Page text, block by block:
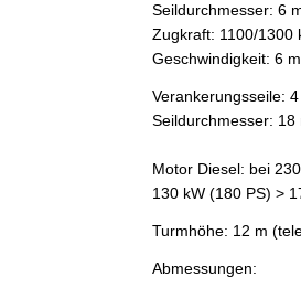
Seildurchmesser: 6
Zugkraft: 1100/1300
Geschwindigkeit: 6
Verankerungsseile:
Seildurchmesser: 18
Motor Diesel: bei
130 kW (180 PS) >
Turmhöhe: 12 m
Abmessungen: